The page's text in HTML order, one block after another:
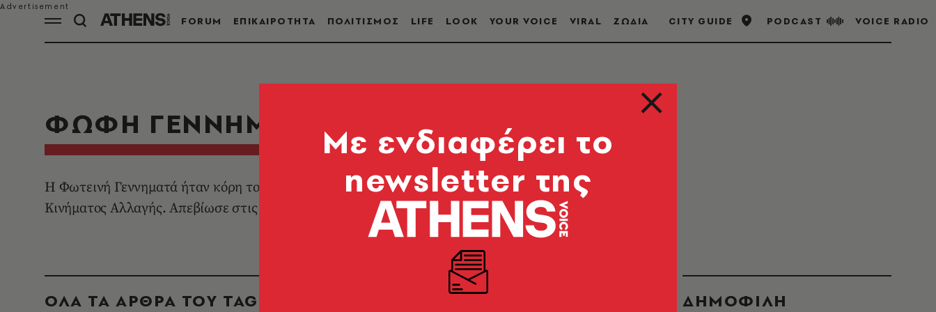
FORUM ΕΠΙΚΑΙΡΟΤΗΤΑ ΠΟΛΙΤΙΣΜΟΣ LIFE LOOK YOUR VOICE VIRAL ΖΩΔΙΑ CITY GUIDE PODCAST VOICE RADIO
ΦΩΦΗ ΓΕΝΝΗΜΑΤΑ
Η Φωτεινή Γεννηματά ήταν κόρη του Γιώργου Γεννηματά. Ήταν πολιτικός, βουλευτής και πρόεδρος του
Κινήματος Αλλαγής. Απεβίωσε στις
25 Οκτωβρίου 2021.
ΟΛΑ ΤΑ ΑΡΘΡΑ ΤΟΥ TAG
ΔΗΜΟΦΙΛΗ
Mε ενδιαφέρει το
newsletter της